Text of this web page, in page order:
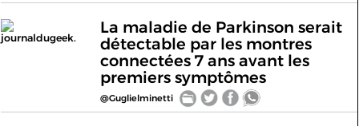
journaldugeek.
La maladie de Parkinson serait
détectable par les montres
connectées 7 ans avant les
premiers symptômes
@Guglielminetti